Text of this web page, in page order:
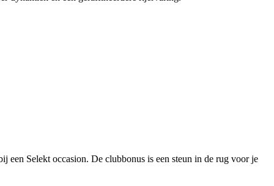
Selekt occasion. De clubbonus is een steun in de rug voor je